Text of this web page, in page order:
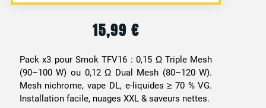
15,99 €
Pack x3 pour Smok TFV16 : 0,15 Ω Triple Mesh
(90–100 W) ou 0,12 Ω Dual Mesh (80–120 W).
Mesh nichrome, vape DL, e-liquides ≥ 70 % VG.
Installation facile, nuages XXL & saveurs nettes.